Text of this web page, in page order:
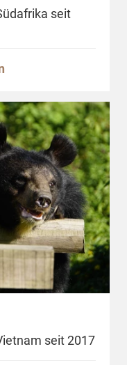
seit
seit 2017